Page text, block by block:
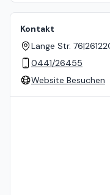
Kontakt
Lange Str. 76|26122
0441/26455
Website Besuchen